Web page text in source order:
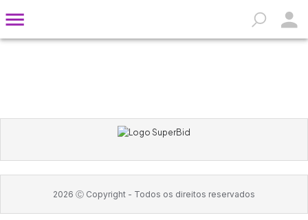
2026 Ⓒ Copyright - Todos os direitos reservados